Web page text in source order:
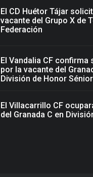
El CD Huétor Tájar
vacante del Grupo X de
Federación
El Vandalia CF confirma
por la vacante del
División de Honor Sénior
El Villacarrillo CF
del Granada C en